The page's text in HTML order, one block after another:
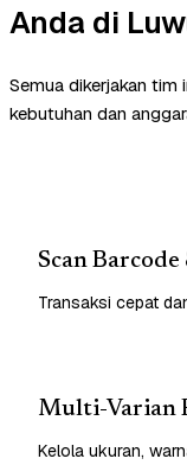
Anda di
Semua dikerjakan tim
kebutuhan dan
Scan Barcode
Transaksi cepat
Multi-Varian
Kelola ukuran,